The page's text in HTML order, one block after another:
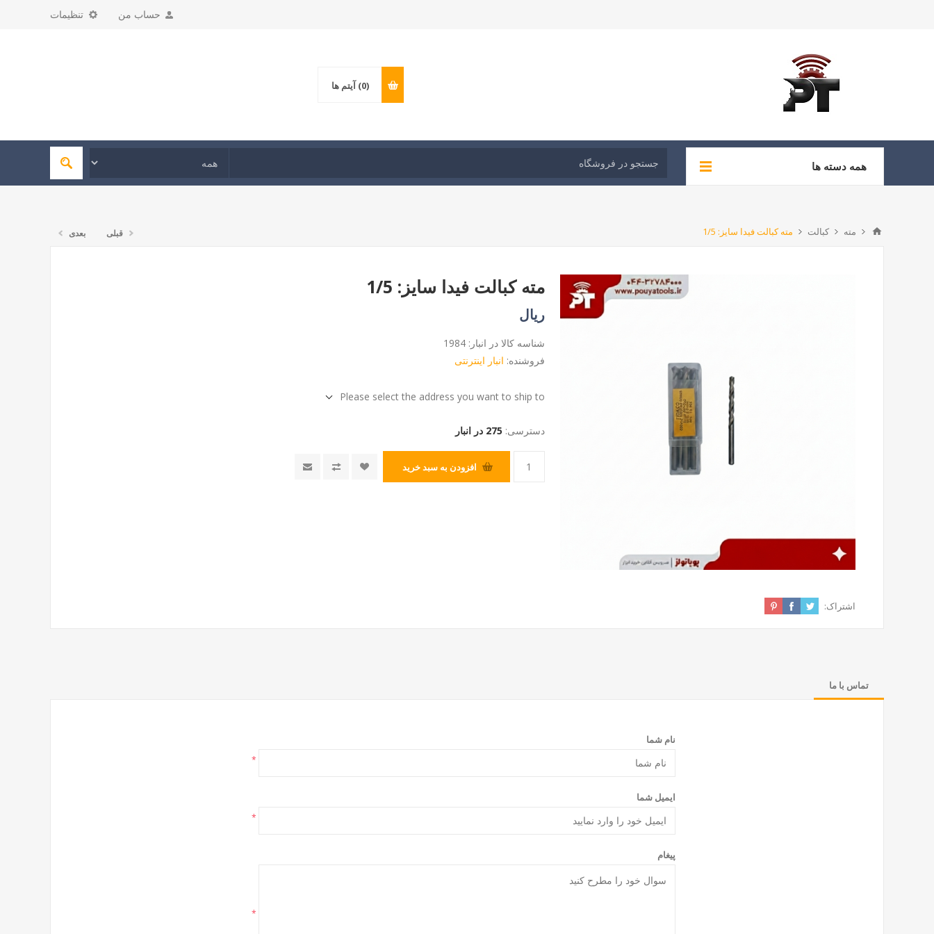
تنظیمات حساب من
(0) آیتم ها
همه دسته ها
مته کبالت مته کبالت فیدا سایز: 1/5 قبلی بعدی
مته کبالت فیدا سایز: 1/5
ریال
شناسه کالا در انبار: 1984
فروشنده: انبار اینترنتی
Please select the address you want to ship to
دسترسی: 275 در انبار
افزودن به سبد خرید
اشتراک:
تماس با ما
نام شما
*
ایمیل شما
*
پیغام
*